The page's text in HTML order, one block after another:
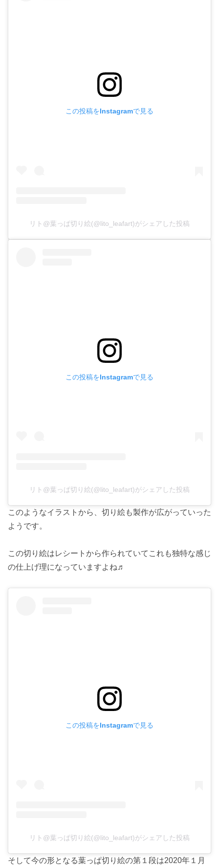
この投稿をInstagramで見る
リト@葉っぱ切り絵(@lito_leafart)がシェアした投稿
この投稿をInstagramで見る
リト@葉っぱ切り絵(@lito_leafart)がシェアした投稿
このようなイラストから、切り絵も製作が広がっていった
ようです。
この切り絵はレシートから作られていてこれも独特な感じ
の仕上げ理になっていますよね♬
この投稿をInstagramで見る
リト@葉っぱ切り絵(@lito_leafart)がシェアした投稿
そして今の形となる葉っぱ切り絵の第１段は2020年１月